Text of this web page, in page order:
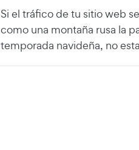
Si el tráfico de tu sitio web
como una montaña rusa la
temporada navideña, no